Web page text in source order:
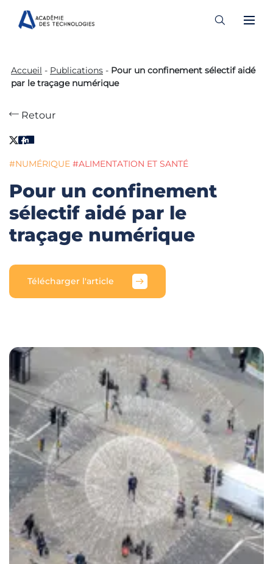
content
Accueil - Publications - Pour un confinement sélectif aidé
par le traçage numérique
Retour
#NUMÉRIQUE #ALIMENTATION ET SANTÉ
Pour un confinement
sélectif aidé par le
traçage numérique
Télécharger l'article